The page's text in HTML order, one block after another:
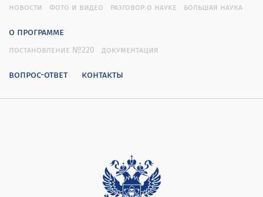
новости фото и видео разговор о науке большая наука
о программе
постановление №220 документация
вопрос-ответ контакты